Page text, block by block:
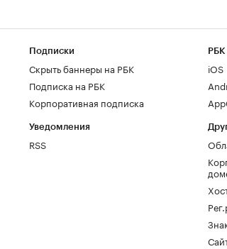
Подписки
Скрыть баннеры на РБК
Подписка на РБК
Корпоративная подписка
Уведомления
RSS
РБК
iOS